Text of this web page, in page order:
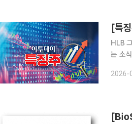
[특
HLB
는 소식에 일제히
2026-